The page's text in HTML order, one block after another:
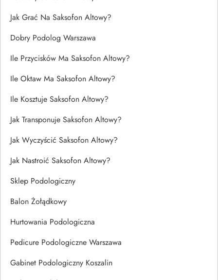
Jak Grać Na Saksofon Altowy?
Dobry Podolog Warszawa
Ile Przycisków Ma Saksofon Altowy?
Ile Oktaw Ma Saksofon Altowy?
Ile Kosztuje Saksofon Altowy?
Jak Transponuje Saksofon Altowy?
Jak Wyczyścić Saksofon Altowy?
Jak Nastroić Saksofon Altowy?
Sklep Podologiczny
Balon Żołądkowy
Hurtowania Podologiczna
Pedicure Podologiczne Warszawa
Gabinet Podologiczny Koszalin